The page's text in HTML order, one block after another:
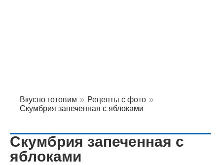
Вкусно готовим » Рецепты с фото »
Скумбрия запеченная с яблоками
Скумбрия запеченная с
яблоками